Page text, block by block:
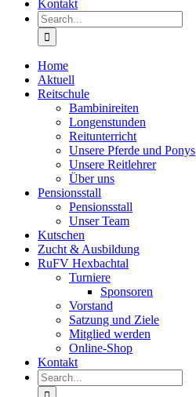
Kontakt
Search
for:
Home
Aktuell
Reitschule
Bambinireiten
Longenstunden
Reitunterricht
Unsere Pferde und Ponys
Unsere Reitlehrer
Über uns
Pensionsstall
Pensionsstall
Unser Team
Kutschen
Zucht & Ausbildung
RuFV Hexbachtal
Turniere
Sponsoren
Vorstand
Satzung und Ziele
Mitglied werden
Online-Shop
Kontakt
Search
for: